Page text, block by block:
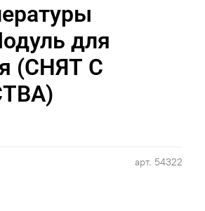
арт. 54322
для
(СНЯТ С